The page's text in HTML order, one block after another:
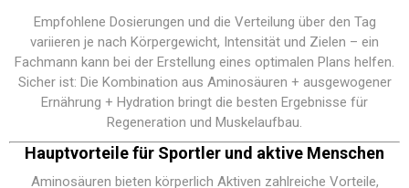
Empfohlene Dosierungen und die Verteilung über den Tag
variieren je nach Körpergewicht, Intensität und Zielen – ein
Fachmann kann bei der Erstellung eines optimalen Plans helfen.
Sicher ist: Die Kombination aus Aminosäuren + ausgewogener
Ernährung + Hydration bringt die besten Ergebnisse für
Regeneration und Muskelaufbau.
Hauptvorteile für Sportler und aktive Menschen
Aminosäuren bieten körperlich Aktiven zahlreiche Vorteile,